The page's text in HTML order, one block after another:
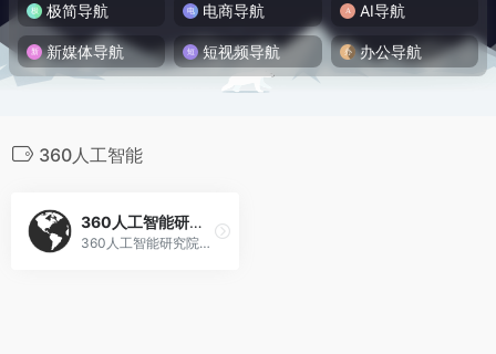
极简导航
电商导航 AI导航
新媒体导航 短视频导航 办公导航
360人工智能
360人工智能研究院
360人工智能研究院拥有世界一流团队。立足于世界领先的深度学习及3D技术研发能力，着眼于大数据和云端计算的契机，提供计算机视觉、语音语义及大数据的技术支持，并完成人工智能相关方向的原始技术积累和前沿探索。